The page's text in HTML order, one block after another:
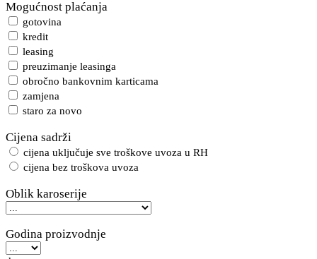
Mogućnost plaćanja
gotovina
kredit
leasing
preuzimanje leasinga
obročno bankovnim karticama
zamjena
staro za novo
Cijena sadrži
cijena uključuje sve troškove uvoza u RH
cijena bez troškova uvoza
Oblik karoserije
Godina proizvodnje